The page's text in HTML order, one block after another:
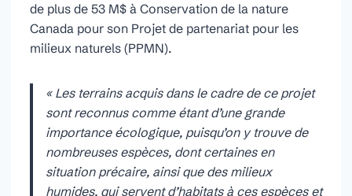
de plus de 53 M$ à Conservation de la nature
Canada pour son Projet de partenariat pour les
milieux naturels (PPMN).
« Les terrains acquis dans le cadre de ce projet
sont reconnus comme étant d’une grande
importance écologique, puisqu’on y trouve de
nombreuses espèces, dont certaines en
situation précaire, ainsi que des milieux
humides, qui servent d’habitats à ces espèces et